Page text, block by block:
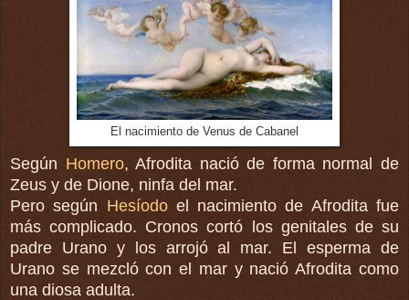
El nacimiento de Venus de Cabanel
Según Homero, Afrodita nació de forma normal de
Zeus y de Dione, ninfa del mar.
Pero según Hesíodoel nacimiento de Afrodita fue
más complicado. Cronos cortó los genitales de su
padre Urano y los arrojó al mar. El esperma de
Urano se mezcló con el mar y nació Afrodita como
una diosa adulta.